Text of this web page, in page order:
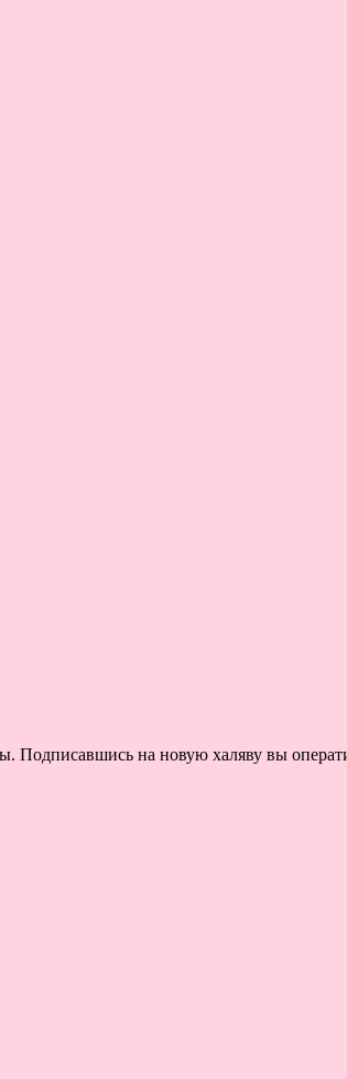
на новую халяву вы